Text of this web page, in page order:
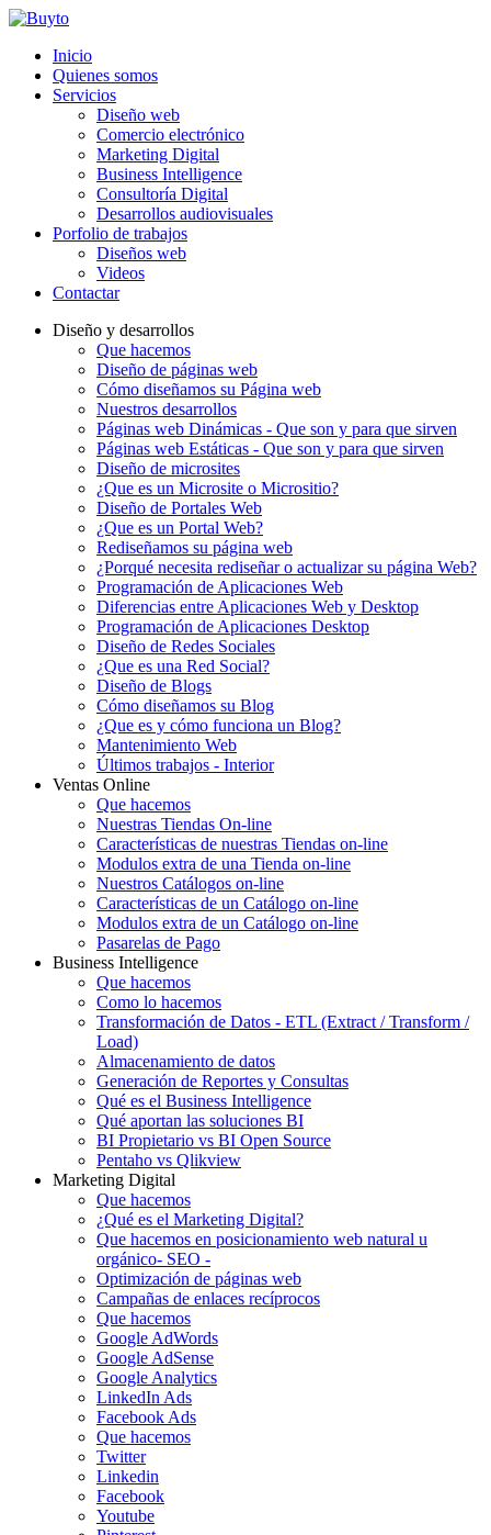
Inicio
Quienes somos
Servicios
Diseño web
Comercio electrónico
Marketing Digital
Business Intelligence
Consultoría Digital
Desarrollos audiovisuales
Porfolio de trabajos
Diseños web
Videos
Contactar
Diseño y desarrollos
Que hacemos
Diseño de páginas web
Cómo diseñamos su Página web
Nuestros desarrollos
Páginas web Dinámicas - Que son y para que sirven
Páginas web Estáticas - Que son y para que sirven
Diseño de microsites
¿Que es un Microsite o Micrositio?
Diseño de Portales Web
¿Que es un Portal Web?
Rediseñamos su página web
¿Porqué necesita rediseñar o actualizar su página Web?
Programación de Aplicaciones Web
Diferencias entre Aplicaciones Web y Desktop
Programación de Aplicaciones Desktop
Diseño de Redes Sociales
¿Que es una Red Social?
Diseño de Blogs
Cómo diseñamos su Blog
¿Que es y cómo funciona un Blog?
Mantenimiento Web
Últimos trabajos - Interior
Ventas Online
Que hacemos
Nuestras Tiendas On-line
Características de nuestras Tiendas on-line
Modulos extra de una Tienda on-line
Nuestros Catálogos on-line
Características de un Catálogo on-line
Modulos extra de un Catálogo on-line
Pasarelas de Pago
Business Intelligence
Que hacemos
Como lo hacemos
Transformación de Datos - ETL (Extract / Transform /
Load)
Almacenamiento de datos
Generación de Reportes y Consultas
Qué es el Business Intelligence
Qué aportan las soluciones BI
BI Propietario vs BI Open Source
Pentaho vs Qlikview
Marketing Digital
Que hacemos
¿Qué es el Marketing Digital?
Que hacemos en posicionamiento web natural u
orgánico- SEO -
Optimización de páginas web
Campañas de enlaces recíprocos
Que hacemos
Google AdWords
Google AdSense
Google Analytics
LinkedIn Ads
Facebook Ads
Que hacemos
Twitter
Linkedin
Facebook
Youtube